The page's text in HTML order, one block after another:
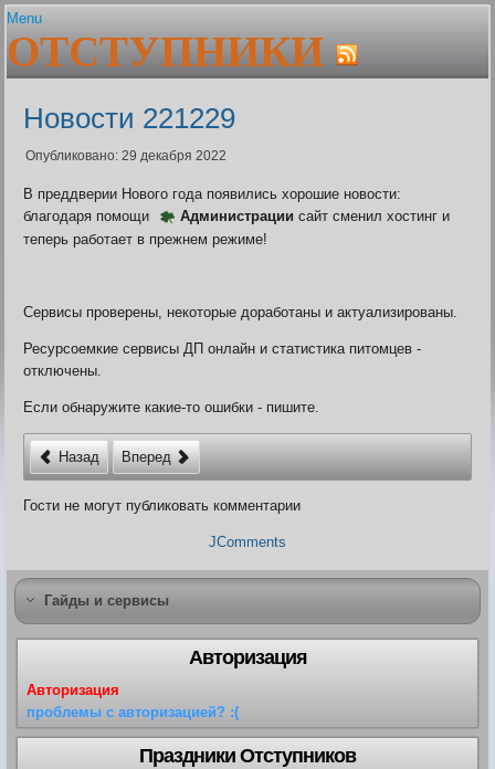
Menu
Главная
Устав
Плагин Er-help Extension
Шаржи на персонажей Граней
FAQ по Er-help Extension
Политика плагина
Гайды и сервисы
Геолог. Расчёт выгоды
Гильдии для воинов
Дом Пробудившихся.
Живые легенды
Заклинатель. Как
монстров
Карта БЗО
Количество сырья на
ОТСТУПНИКИ
Новости 221229
Опубликовано: 29 декабря 2022
В преддверии Нового года появились хорошие новости:
благодаря помощи
Администрации сайт сменил хостинг и
теперь работает в прежнем режиме!
Сервисы проверены, некоторые доработаны и актуализированы.
Ресурсоемкие сервисы ДП онлайн и статистика питомцев -
отключены.
Если обнаружите какие-то ошибки - пишите.
Назад Вперед
Гости не могут публиковать комментарии
JComments
Гайды и сервисы
Авторизация
Авторизация
проблемы с авторизацией? :(
Праздники Отступников